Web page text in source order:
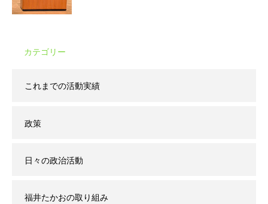
カテゴリー
これまでの活動実績
政策
日々の政治活動
福井たかおの取り組み